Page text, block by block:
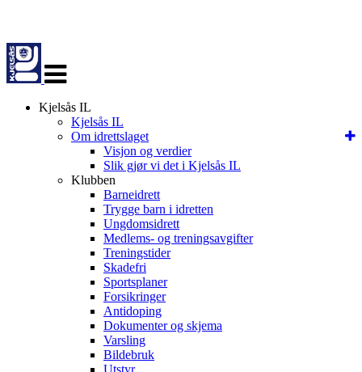
navigasjon
Kjelsås IL
Kjelsås IL
Om idrettslaget
Visjon og verdier
Slik gjør vi det i Kjelsås IL
Klubben
Barneidrett
Trygge barn i idretten
Ungdomsidrett
Medlems- og treningsavgifter
Treningstider
Skadefri
Sportsplaner
Forsikringer
Antidoping
Dokumenter og skjema
Varsling
Bildebruk
Utstyr